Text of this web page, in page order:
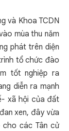
và Khoa TCDN
mùa thu năm
phát trên diện
tổ chức đào
tốt nghiệp ra
diễn ra mạnh
xã hội của đất
xen, đây vừa
cho các Tân cử